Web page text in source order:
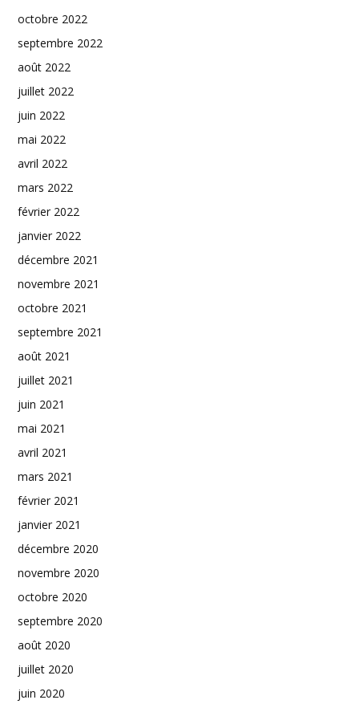
octobre 2022
septembre 2022
août 2022
juillet 2022
juin 2022
mai 2022
avril 2022
mars 2022
février 2022
janvier 2022
décembre 2021
novembre 2021
octobre 2021
septembre 2021
août 2021
juillet 2021
juin 2021
mai 2021
avril 2021
mars 2021
février 2021
janvier 2021
décembre 2020
novembre 2020
octobre 2020
septembre 2020
août 2020
juillet 2020
juin 2020